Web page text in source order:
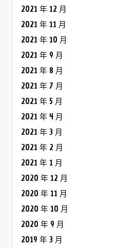
2021 年 12 月
2021 年 11 月
2021 年 10 月
2021 年 9 月
2021 年 8 月
2021 年 7 月
2021 年 5 月
2021 年 4 月
2021 年 3 月
2021 年 2 月
2021 年 1 月
2020 年 12 月
2020 年 11 月
2020 年 10 月
2020 年 9 月
2019 年 3 月